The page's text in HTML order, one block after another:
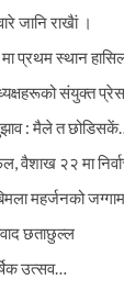
जानि राखैां ।
प्रथम स्थान
संयुक्त
: मैले त
वैशाख २२ मा
महर्जनको
छताछुल्ल
‌उत्सव…